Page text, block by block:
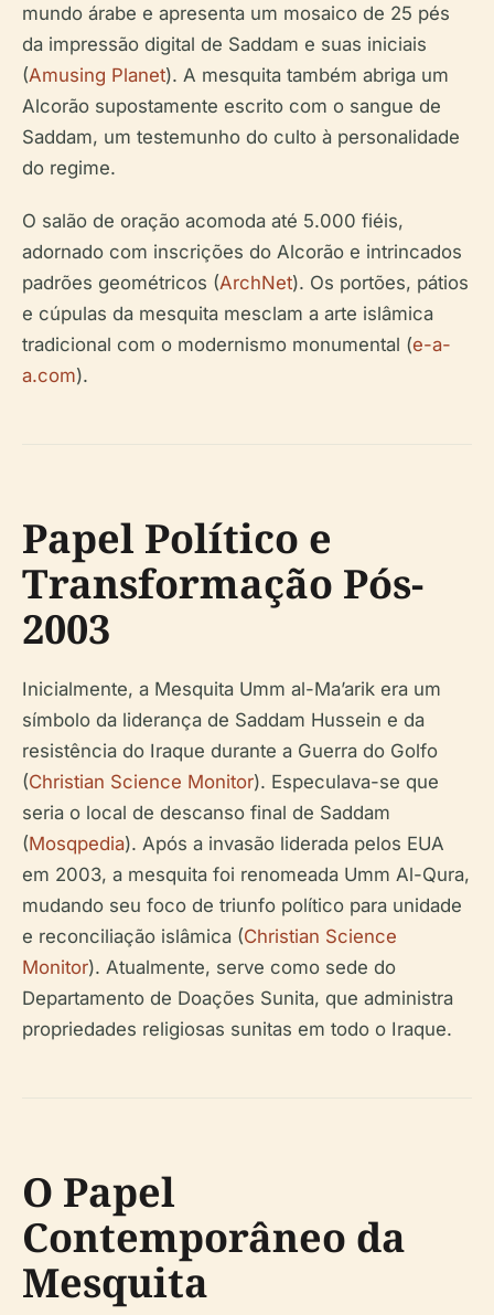
mundo árabe e apresenta um mosaico de 25 pés
da impressão digital de Saddam e suas iniciais
(Amusing Planet). A mesquita também abriga um
Alcorão supostamente escrito com o sangue de
Saddam, um testemunho do culto à personalidade
do regime.
O salão de oração acomoda até 5.000 fiéis,
adornado com inscrições do Alcorão e intrincados
padrões geométricos (ArchNet). Os portões, pátios
e cúpulas da mesquita mesclam a arte islâmica
tradicional com o modernismo monumental (e-a-
a.com).
Papel Político e
Transformação Pós-
2003
Inicialmente, a Mesquita Umm al-Ma’arik era um
símbolo da liderança de Saddam Hussein e da
resistência do Iraque durante a Guerra do Golfo
(Christian Science Monitor). Especulava-se que
seria o local de descanso final de Saddam
(Mosqpedia). Após a invasão liderada pelos EUA
em 2003, a mesquita foi renomeada Umm Al-Qura,
mudando seu foco de triunfo político para unidade
e reconciliação islâmica (Christian Science
Monitor). Atualmente, serve como sede do
Departamento de Doações Sunita, que administra
propriedades religiosas sunitas em todo o Iraque.
O Papel
Contemporâneo da
Mesquita